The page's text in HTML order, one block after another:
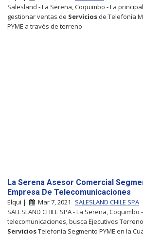
Salesland - La Serena, Coquimbo - La
gestionar ventas de Servicios de Telefonía
PYME a través de terreno
La Serena Asesor Comercial
Empresa De Telecomunicaciones
Elqui | Mar 7, 2021
SALESLAND CHILE SPA
SALESLAND CHILE SPA - La Serena,
telecomunicaciones, busca Ejecutivos
ServiciosTelefonía Segmento PYME en la